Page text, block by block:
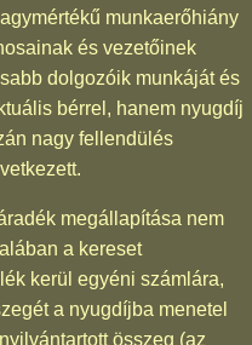
munkaerőhiány
és vezetőinek
dolgozóik munkáját és
bérrel, hanem nyugdíj
nagy fellendülés
megállapítása nem
a kereset
kerül egyéni számlára,
a nyugdíjba menetel
összeg (az